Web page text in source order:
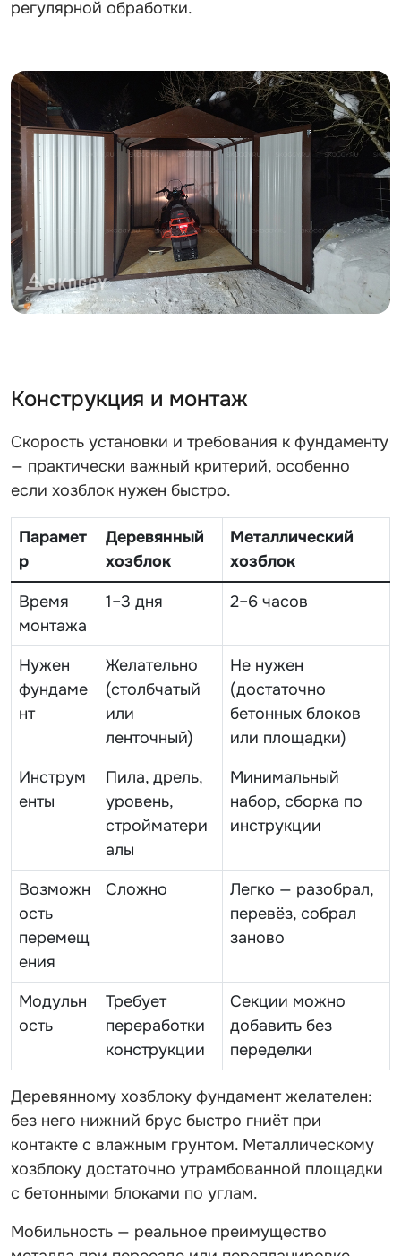
регулярной обработки.
Конструкция и монтаж
Скорость установки и требования к фундаменту
— практически важный критерий, особенно
если хозблок нужен быстро.
Парамет
р
Деревянный
хозблок
Металлический
хозблок
Время
монтажа
1–3 дня 2–6 часов
Нужен
фундаме
нт
Желательно
(столбчатый
или
ленточный)
Не нужен
(достаточно
бетонных блоков
или площадки)
Инструм
енты
Пила, дрель,
уровень,
стройматери
алы
Минимальный
набор, сборка по
инструкции
Возможн
ость
перемещ
ения
Сложно
Легко — разобрал,
перевёз, собрал
заново
Модульн
ость
Требует
переработки
конструкции
Секции можно
добавить без
переделки
Деревянному хозблоку фундамент желателен:
без него нижний брус быстро гниёт при
контакте с влажным грунтом. Металлическому
хозблоку достаточно утрамбованной площадки
с бетонными блоками по углам.
Мобильность — реальное преимущество